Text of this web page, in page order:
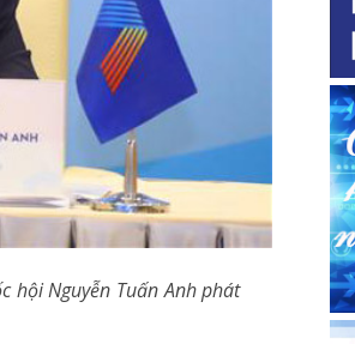
hội Nguyễn Tuấn Anh phát